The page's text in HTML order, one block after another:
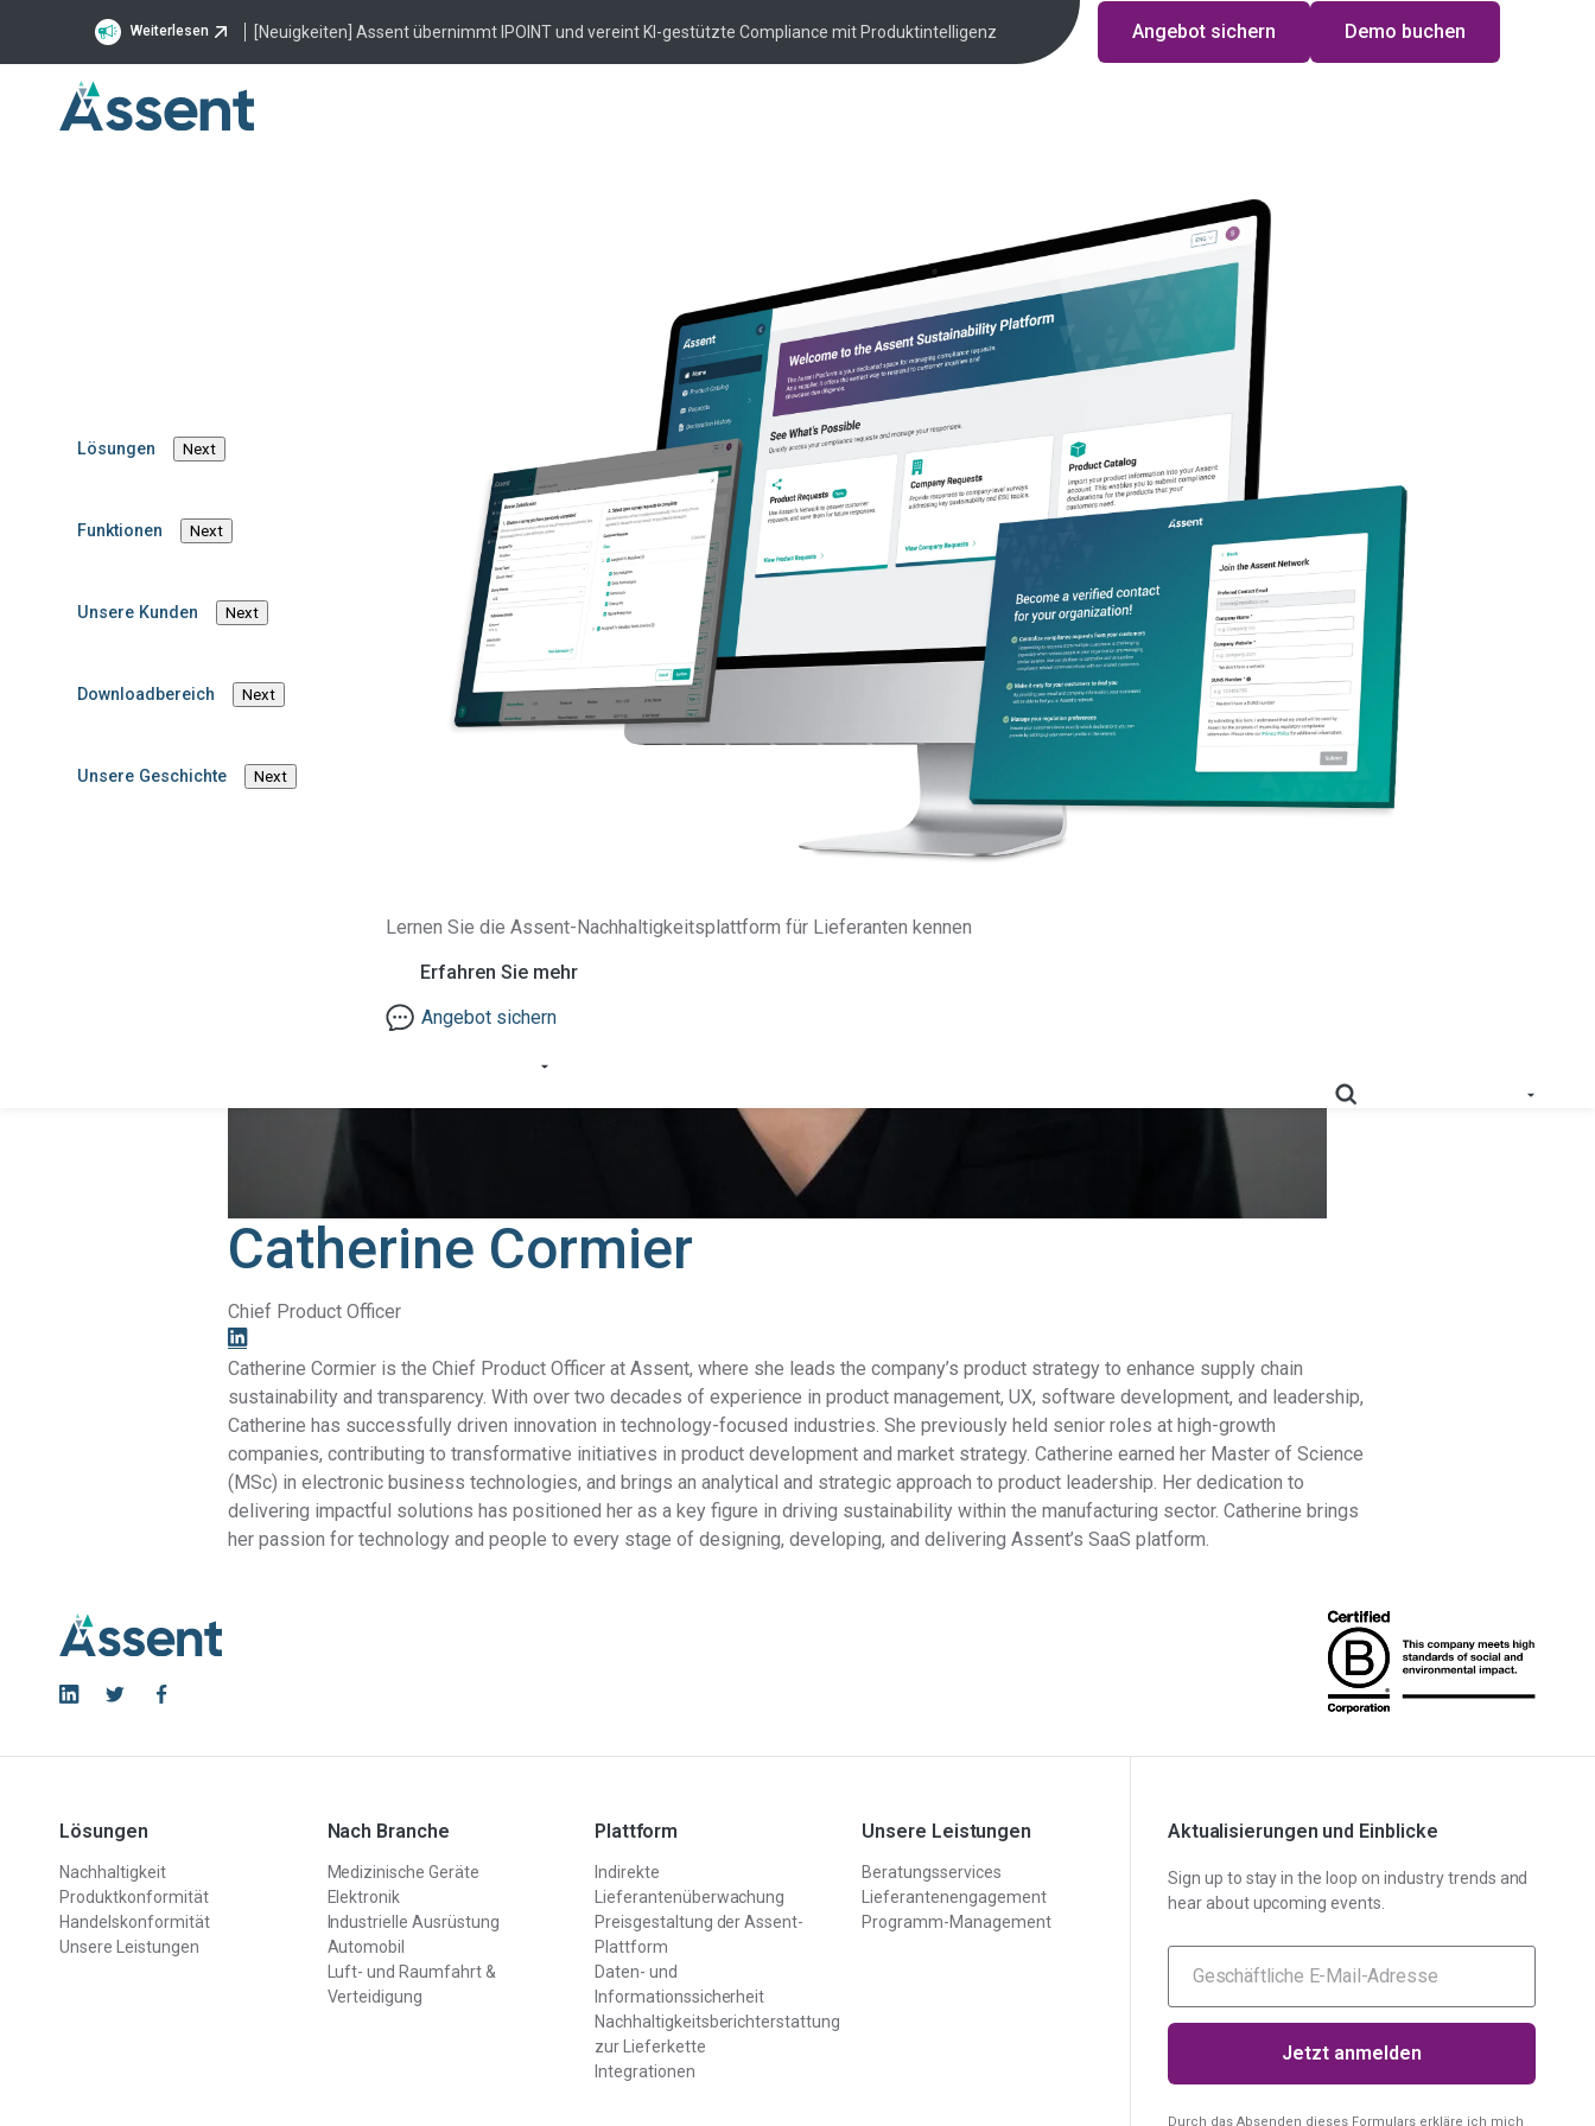
Weiterlesen [Neuigkeiten] Assent übernimmt IPOINT und vereint KI-gestützte Compliance mit Produktintelligenz Angebot sichern Demo buchen
Lösungen Next
Entdecken Sie unsere Lösung, mit der Sie standardisierte, geprüfte und nutzbare Daten zur Produktkonformität in
Ihrer Lieferkette erhalten.
TSCA
von Assent.
Prop
65
Erfassen Sie Daten tief aus der Lieferkette, um
Kennzeichnungspflichten zu erfüllen.
PFAS
Identifizieren Sie PFAS in Ihrer Lieferkette und bringen
Sie sich auf Erfolgskurs.
PPWR-
Konformitätslösung
die sich entwickelnden Anforderungen
im Rahmen der erweiterten
Herstellerverantwortung zu
Grundlage für die Einhaltung von Vorschriften.
über
versteckte Compliance-Risiken
Unsere Lösung bietet Ihnen die nötige
Erfüllen Sie Ihre Meldepflichten mit detaillierten Einblicke
in Ihre Lieferkette.
Funktionen Next
Unsere Kunden Next
Downloadbereich Next
Unsere Geschichte Next
Lernen Sie die Assent-Nachhaltigkeitsplattform für Lieferanten kennen
Erfahren Sie mehr
Angebot sichern
Catherine Cormier
Chief Product Officer
Catherine Cormier is the Chief Product Officer at Assent, where she leads the company’s product strategy to enhance supply chain
sustainability and transparency. With over two decades of experience in product management, UX, software development, and leadership,
Catherine has successfully driven innovation in technology-focused industries. She previously held senior roles at high-growth
companies, contributing to transformative initiatives in product development and market strategy. Catherine earned her Master of Science
(MSc) in electronic business technologies, and brings an analytical and strategic approach to product leadership. Her dedication to
delivering impactful solutions has positioned her as a key figure in driving sustainability within the manufacturing sector. Catherine brings
her passion for technology and people to every stage of designing, developing, and delivering Assent’s SaaS platform.
Lösungen
Nachhaltigkeit
Produktkonformität
Handelskonformität
Unsere Leistungen
Nach Branche
Medizinische Geräte
Elektronik
Industrielle Ausrüstung
Automobil
Luft- und Raumfahrt &
Verteidigung
Plattform
Indirekte
Lieferantenüberwachung
Preisgestaltung der Assent-
Plattform
Daten- und
Informationssicherheit
Nachhaltigkeitsberichterstattung
zur Lieferkette
Integrationen
Unsere Leistungen
Beratungsservices
Lieferantenengagement
Programm-Management
Aktualisierungen und Einblicke
Sign up to stay in the loop on industry trends and
hear about upcoming events.
Durch das Absenden dieses Formulars erkläre ich mich